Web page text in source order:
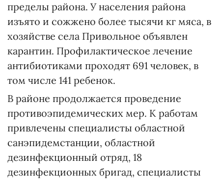
пределы района. У населения района
изъято и сожжено более тысячи кг мяса, в
хозяйстве села Привольное объявлен
карантин. Профилактическое лечение
антибиотиками проходят 691 человек, в
том числе 141 ребенок.
В районе продолжается проведение
противоэпидемических мер. К работам
привлечены специалисты областной
санэпидемстанции, областной
дезинфекционный отряд, 18
дезинфекционных бригад, специалисты